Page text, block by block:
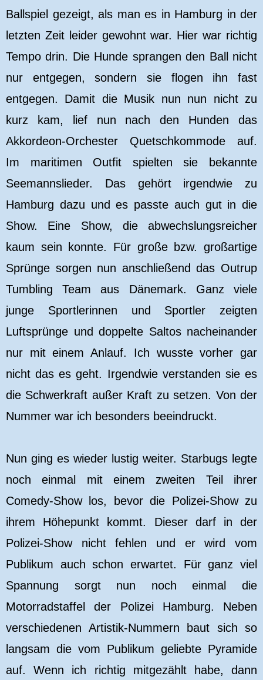
Ballspiel gezeigt, als man es in Hamburg in der
letzten Zeit leider gewohnt war. Hier war richtig
Tempo drin. Die Hunde sprangen den Ball nicht
nur entgegen, sondern sie flogen ihn fast
entgegen. Damit die Musik nun nun nicht zu
kurz kam, lief nun nach den Hunden das
Akkordeon-Orchester Quetschkommode auf.
Im maritimen Outfit spielten sie bekannte
Seemannslieder. Das gehört irgendwie zu
Hamburg dazu und es passte auch gut in die
Show. Eine Show, die abwechslungsreicher
kaum sein konnte. Für große bzw. großartige
Sprünge sorgen nun anschließend das Outrup
Tumbling Team aus Dänemark. Ganz viele
junge Sportlerinnen und Sportler zeigten
Luftsprünge und doppelte Saltos nacheinander
nur mit einem Anlauf. Ich wusste vorher gar
nicht das es geht. Irgendwie verstanden sie es
die Schwerkraft außer Kraft zu setzen. Von der
Nummer war ich besonders beeindruckt.
Nun ging es wieder lustig weiter. Starbugs legte
noch einmal mit einem zweiten Teil ihrer
Comedy-Show los, bevor die Polizei-Show zu
ihrem Höhepunkt kommt. Dieser darf in der
Polizei-Show nicht fehlen und er wird vom
Publikum auch schon erwartet. Für ganz viel
Spannung sorgt nun noch einmal die
Motorradstaffel der Polizei Hamburg. Neben
verschiedenen Artistik-Nummern baut sich so
langsam die vom Publikum geliebte Pyramide
auf. Wenn ich richtig mitgezählt habe, dann